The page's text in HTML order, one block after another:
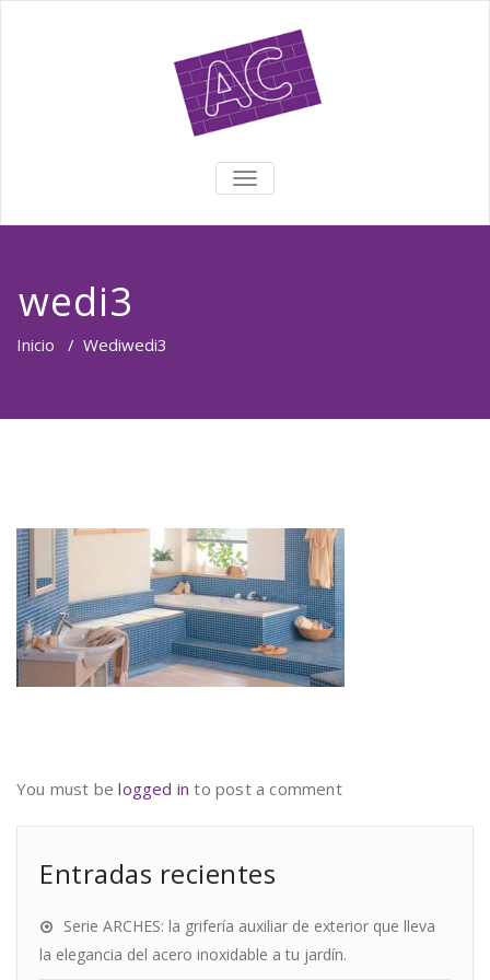
TOGGLE NAVIGATION
wedi3
Inicio / Wediwedi3
You must belogged in to post a comment
Entradas recientes
Serie ARCHES: la grifería auxiliar de exterior que lleva
la elegancia del acero inoxidable a tu jardín.